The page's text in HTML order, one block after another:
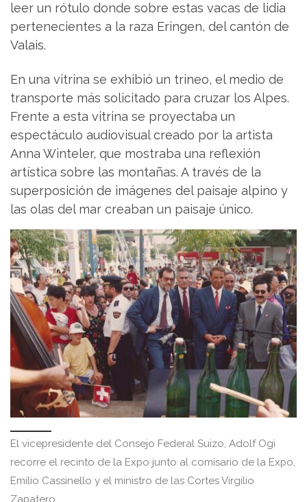
leer un rótulo donde sobre estas vacas de lidia
pertenecientes a la raza Eringen, del cantón de
Valais.
En una vitrina se exhibió un trineo, el medio de
transporte más solicitado para cruzar los Alpes.
Frente a esta vitrina se proyectaba un
espectáculo audiovisual creado por la artista
Anna Winteler, que mostraba una reflexión
artística sobre las montañas. A través de la
superposición de imágenes del paisaje alpino y
las olas del mar creaban un paisaje único.
El vicepresidente del Consejo Federal Suizo, Adolf Ogi
recorre el recinto de la Expo junto al comisario de la Expo,
Emilio Cassinello y el ministro de las Cortes Virgilio
Zapatero.